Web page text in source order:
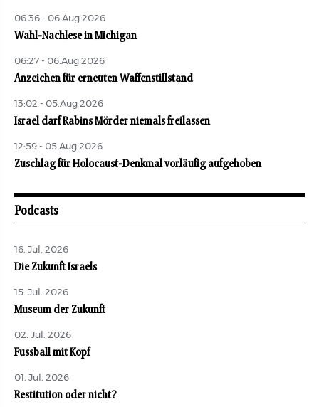
06:36 - 06.Aug 2026
Wahl-Nachlese in Michigan
06:27 - 06.Aug 2026
Anzeichen für erneuten Waffenstillstand
13:02 - 05.Aug 2026
Israel darf Rabins Mörder niemals freilassen
12:59 - 05.Aug 2026
Zuschlag für Holocaust-Denkmal vorläufig aufgehoben
Podcasts
16. Jul. 2026
Die Zukunft Israels
15. Jul. 2026
Museum der Zukunft
02. Jul. 2026
Fussball mit Kopf
01. Jul. 2026
Restitution oder nicht?